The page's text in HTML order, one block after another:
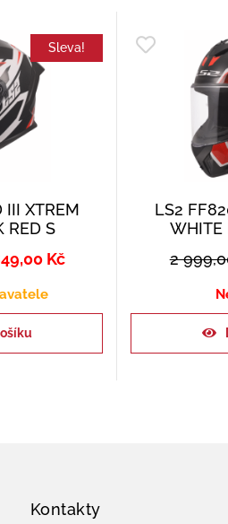
Sleva!
III XTREM
RED S
Kč
LS2
WHITE
2
Kontakty